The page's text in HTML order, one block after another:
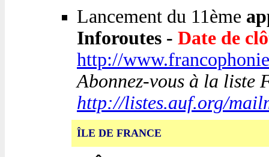
Lancement du 11ème
Inforoutes - Date de
http://
Abonnez-vous à la liste
http://listes.auf.org/
ÎLE DE FRANCE